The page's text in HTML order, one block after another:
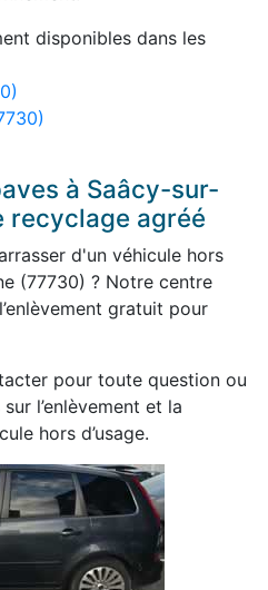
disponibles dans les
à Saâcy-sur-
recyclage agréé
d'un véhicule hors
(77730) ? Notre centre
gratuit pour
pour toute question ou
l’enlèvement et la
hors d’usage.